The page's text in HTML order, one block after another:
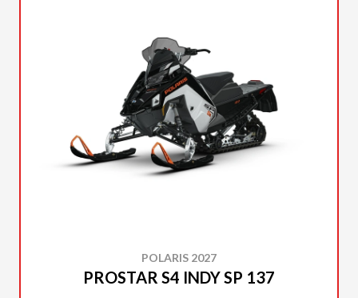
POLARIS 2027
PROSTAR S4 INDY SP 137